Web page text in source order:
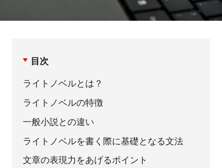
目次
ライトノベルとは？
ライトノベルの特徴
一般小説との違い
ライトノベルを書く際に基礎となる文法
文章の表現力をあげるポイント